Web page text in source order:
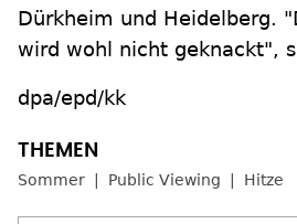
Dürkheim und Heidelberg.
wird wohl nicht geknackt",
dpa/epd/kk
Sommer Public Viewing Hitze